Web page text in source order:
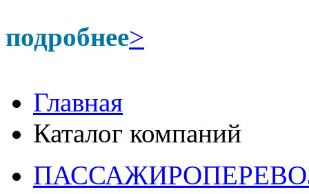
подробнее>
Главная
Каталог компаний